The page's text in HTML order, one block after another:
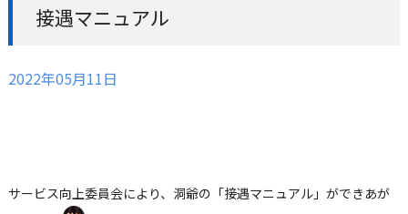
接遇マニュアル
2022年05月11日
サービス向上委員会により、洞爺の「接遇マニュアル」ができあが